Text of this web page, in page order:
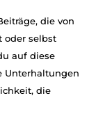
die von
oder selbst
auf diese
Unterhaltungen
die